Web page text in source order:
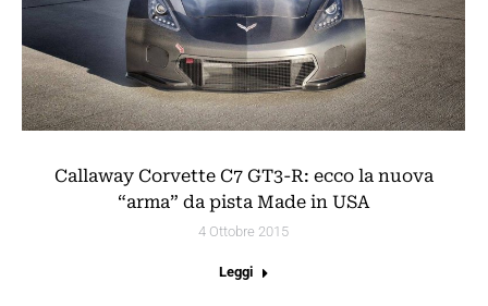
Callaway Corvette C7 GT3-R: ecco la nuova
“arma” da pista Made in USA
4 Ottobre 2015
Leggi